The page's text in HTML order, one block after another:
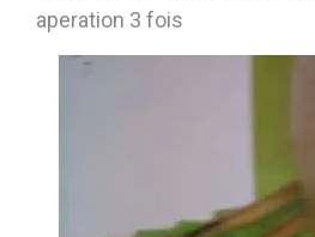
aperation 3 fois